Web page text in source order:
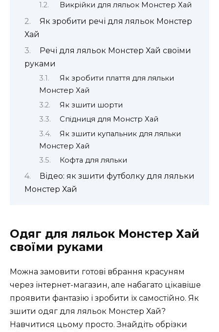
Викрійки для ляльок Монстер Хай
Як зробити речі для ляльок Монстер
Хай
Речі для ляльок Монстер Хай своїми
руками
Як зробити плаття для ляльки
Монстер Хай
Як зшити шорти
Спідниця для Монстр Хай
Як зшити купальник для ляльки
Монстер Хай
Кофта для ляльки
Відео: як зшити футболку для ляльки
Монстер Хай
Одяг для ляльок Монстер Хай
своїми руками
Можна замовити готові вбрання красуням
через інтернет-магазин, але набагато цікавіше
проявити фантазію і зробити їх самостійно. Як
зшити одяг для ляльок Монстер Хай?
Навчитися цьому просто. Знайдіть обрізки